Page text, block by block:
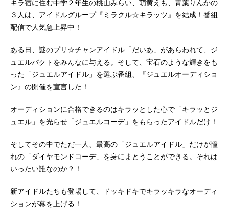
キラ宿に住む中学２年生の桃山みらい、萌黄えも、青葉りんかの
３人は、アイドルグループ『ミラクル☆キラッツ』を結成！番組
配信で人気急上昇中！
ある日、謎のプリ☆チャンアイドル「だいあ」があらわれて、ジ
ュエルパクトをみんなに与える。そして、宝石のような輝きをも
った「ジュエルアイドル」を選ぶ番組、『ジュエルオーディショ
ン』の開催を宣言した！
オーディションに合格できるのはキラッとした心で「キラッとジ
ュエル」を光らせ「ジュエルコーデ」をもらったアイドルだけ！
そしてその中でただ一人、最高の「ジュエルアイドル」だけが憧
れの「ダイヤモンドコーデ」を身にまとうことができる。それは
いったい誰なのか？！
新アイドルたちも登場して、ドッキドキでキラッキラなオーディ
ションが幕を上げる！